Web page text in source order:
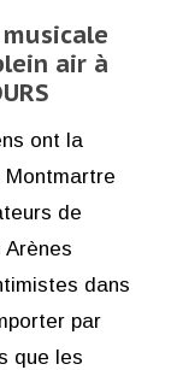
air à
ont la
Montmartre
de
Arènes
dans
par
que les